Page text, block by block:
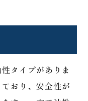
タイプがありま
おり、安全性が